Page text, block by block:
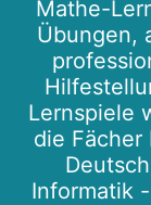
Mathe-
Übungen,
Lernspiele
die Fächer
Informatik